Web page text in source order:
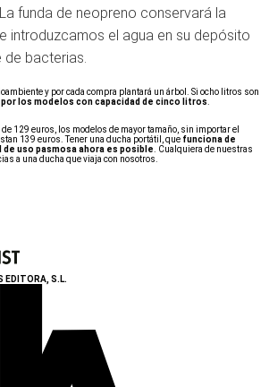
funda de neopreno conservará la
introduzcamos el agua en su depósito
de bacterias.
y por cada compra plantará un árbol. Si ocho litros son
los modelos con capacidad de cinco litros
129 euros, los modelos de mayor tamaño, sin importar el
139 euros. Tener una ducha portátil, que funciona de
de uso pasmosa ahora es posible . Cualquiera de nuestras
a una ducha que viaja con nosotros.
EDITORA, S.L.